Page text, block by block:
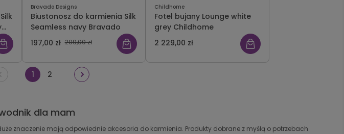
Bravado Designs
Biustonosz do karmienia Silk
Seamless navy Bravado
197,00 zł 209,00 zł
Childhome
Fotel bujany Lounge white
grey Childhome
2 229,00 zł
1 2
dla mam
znaczenie mają odpowiednie akcesoria do karmienia. Produkty dobrane z myślą o potrzebach